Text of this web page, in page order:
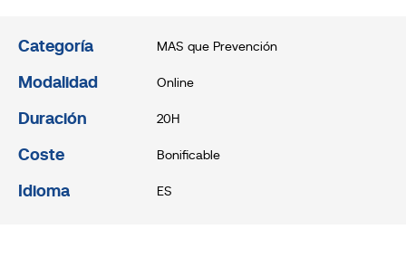
Categoría MAS que Prevención
Modalidad Online
Duración 20H
Coste Bonificable
Idioma ES